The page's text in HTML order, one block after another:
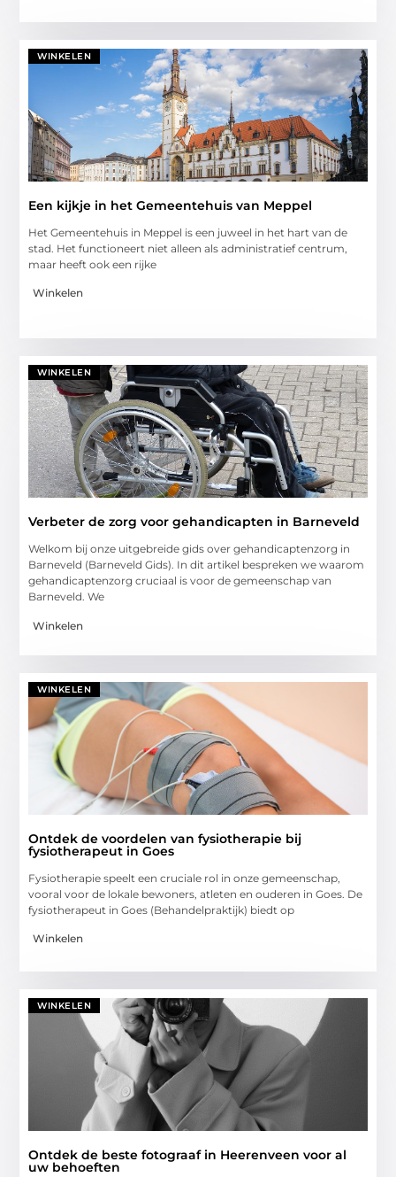
WINKELEN
Een kijkje in het Gemeentehuis van Meppel
Het Gemeentehuis in Meppel is een juweel in het hart van de
stad. Het functioneert niet alleen als administratief centrum,
maar heeft ook een rijke
Winkelen
WINKELEN
Verbeter de zorg voor gehandicapten in Barneveld
Welkom bij onze uitgebreide gids over gehandicaptenzorg in
Barneveld (Barneveld Gids). In dit artikel bespreken we waarom
gehandicaptenzorg cruciaal is voor de gemeenschap van
Barneveld. We
Winkelen
WINKELEN
Ontdek de voordelen van fysiotherapie bij
fysiotherapeut in Goes
Fysiotherapie speelt een cruciale rol in onze gemeenschap,
vooral voor de lokale bewoners, atleten en ouderen in Goes. De
fysiotherapeut in Goes (Behandelpraktijk) biedt op
Winkelen
WINKELEN
Ontdek de beste fotograaf in Heerenveen voor al
uw behoeften